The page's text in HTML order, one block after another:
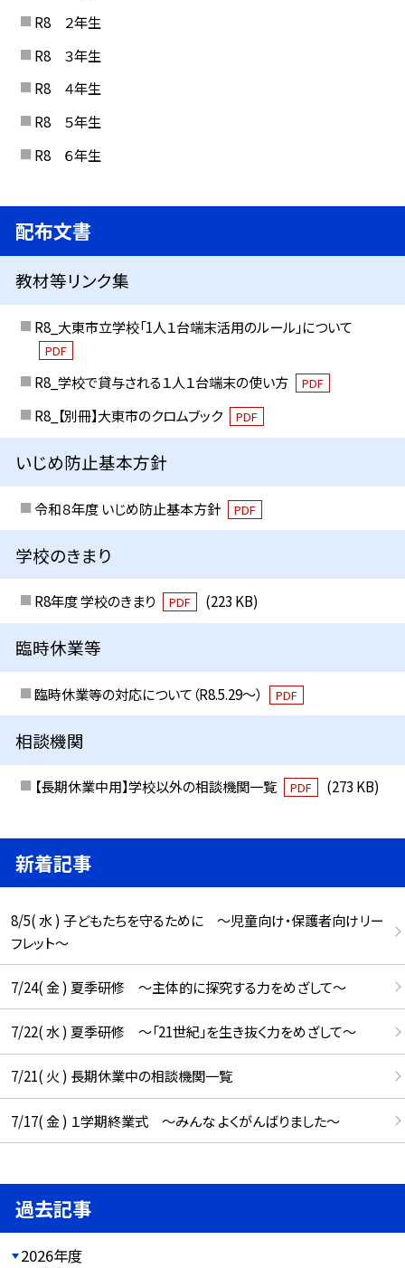
R8 ２年生
R8 ３年生
R8 ４年生
R8 ５年生
R8 ６年生
配布文書
教材等リンク集
R8_大東市立学校「1人１台端末活用のルール」について
PDF
R8_学校で貸与される１人１台端末の使い方 PDF
R8_【別冊】大東市のクロムブック PDF
いじめ防止基本方針
令和８年度 いじめ防止基本方針 PDF
学校のきまり
R8年度 学校のきまり PDF (223 KB)
臨時休業等
臨時休業等の対応について（R8.5.29～） PDF
相談機関
【長期休業中用】学校以外の相談機関一覧 PDF (273 KB)
新着記事
8/5( 水 ) 子どもたちを守るために ～児童向け・保護者向けリー
フレット～
7/24( 金 ) 夏季研修 ～主体的に探究する力をめざして～
7/22( 水 ) 夏季研修 ～「21世紀」を生き抜く力をめざして～
7/21( 火 ) 長期休業中の相談機関一覧
7/17( 金 ) １学期終業式 ～みんな よくがんばりました～
過去記事
2026年度